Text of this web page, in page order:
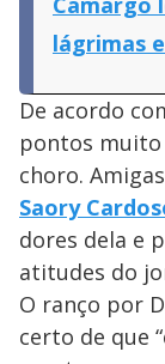
lágrimas
De acordo
pontos muito
choro.
Saory
dores dela e
atitudes do
O ranço por
certo de que